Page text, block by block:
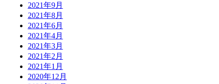
2021年9月
2021年8月
2021年6月
2021年4月
2021年3月
2021年2月
2021年1月
2020年12月